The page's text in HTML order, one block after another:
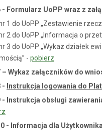
- Formularz UoPP wraz z
1 do UoPP „Zestawienie
2 do UoPP „Informacja o
3 do UoPP „Wykaz działek
- pobierz
– Wykaz załączników do
- Instrukcja logowania do
- Instrukcja obsługi
- Informacja dla